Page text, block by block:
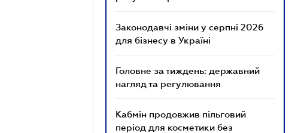
Законодавчі зміни у серпні 2026
для бізнесу в Україні
Головне за тиждень: державний
нагляд та регулювання
Кабмін продовжив пільговий
період для косметики без